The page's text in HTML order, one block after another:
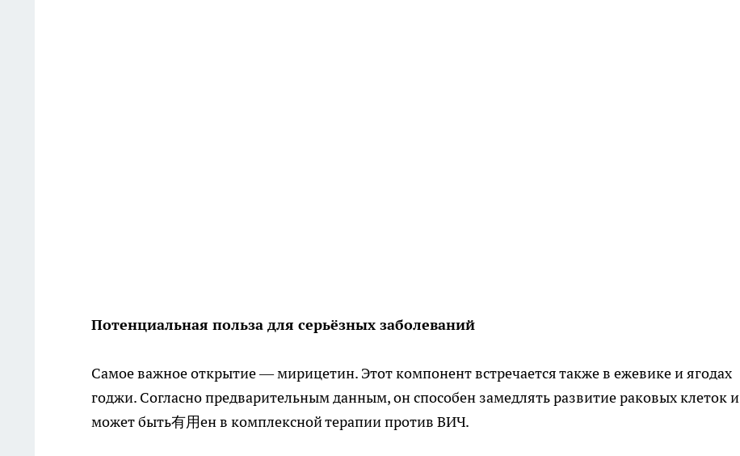
Потенциальная польза для серьёзных заболеваний
Самое важное открытие — мирицетин. Этот компонент встречается также в ежевике и ягодах
годжи. Согласно предварительным данным, он способен замедлять развитие раковых клеток и
может быть有用ен в комплексной терапии против ВИЧ.